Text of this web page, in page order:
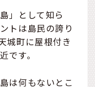
」として知ら
トは島民の誇り
城町に屋根付き
です。
は何もないとこ